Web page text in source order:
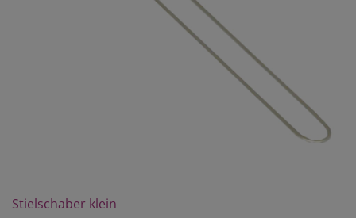
Stielschaber klein